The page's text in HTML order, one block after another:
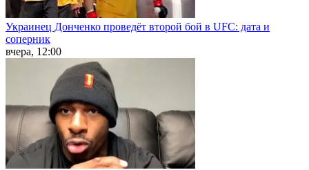
Украинец Донченко проведёт второй бой в UFC: дата и
соперник
вчера, 12:00